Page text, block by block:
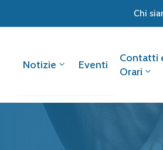
Chi
Notizie Eventi
Contatti
Orari